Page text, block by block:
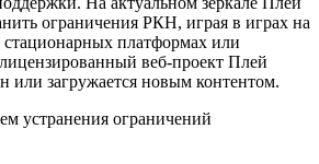
ограничения РКН, играя в играх на
платформах или
веб-проект Плей
или загружается новым контентом.
устранения ограничений